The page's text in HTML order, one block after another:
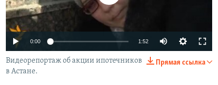
0:00 1:52
Прямая ссылка
Видеорепортаж об акции ипотечников
в Астане.